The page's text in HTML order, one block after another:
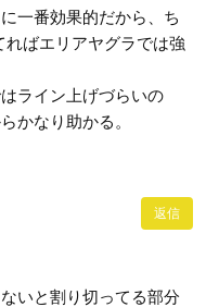
一番効果的だから、ち
ばエリアヤグラでは強
ライン上げづらいの
かなり助かる。
返信
いと割り切ってる部分